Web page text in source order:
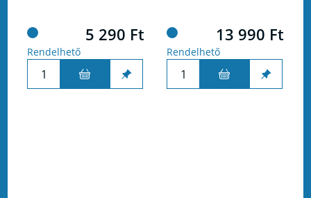
5 290 Ft
Rendelhető
13 990 Ft
Rendelhető